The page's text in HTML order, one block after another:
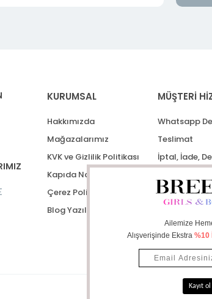
KURUMSAL
Hakkımızda
Mağazalarımız
KVK ve Gizlilik Politikası
Kapıda Nakit Ödeme
Çerez Politikası
Blog Yazıları
MÜŞTERİ
Whatsapp
Teslimat
İptal, İade,